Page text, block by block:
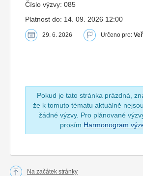
Číslo výzvy: 085
Platnost do: 14. 09. 2026 12:00
29. 6. 2026 Určeno pro:
Pokud je tato stránka prázdná,
že k tomuto tématu aktuálně
žádné výzvy. Pro plánované
prosím Harmonogram
Na začátek stránky